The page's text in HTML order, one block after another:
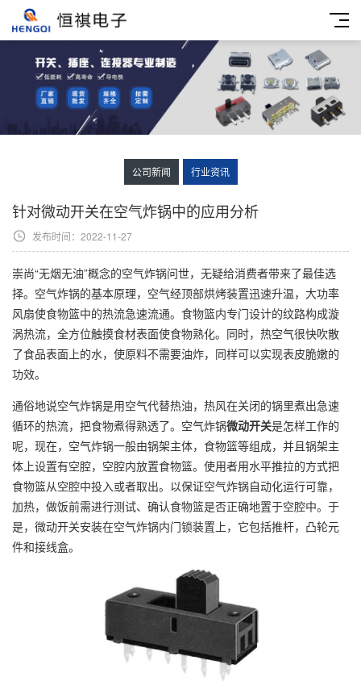
公司新闻 行业资讯
针对微动开关在空气炸锅中的应用分析
发布时间：2022-11-27
崇尚“无烟无油”概念的空气炸锅问世，无疑给消费者带来了最佳选
择。空气炸锅的基本原理，空气经顶部烘烤装置迅速升温，大功率
风扇使食物篮中的热流急速流通。食物篮内专门设计的纹路构成漩
涡热流，全方位触摸食材表面使食物熟化。同时，热空气很快吹散
了食品表面上的水，使原料不需要油炸，同样可以实现表皮脆嫩的
功效。
通俗地说空气炸锅是用空气代替热油，热风在关闭的锅里煮出急速
循环的热流，把食物煮得熟透了。空气炸锅微动开关是怎样工作的
呢，现在，空气炸锅一般由锅架主体，食物篮等组成，并且锅架主
体上设置有空腔，空腔内放置食物篮。使用者用水平推拉的方式把
食物篮从空腔中投入或者取出。以保证空气炸锅自动化运行可靠，
加热，做饭前需进行测试、确认食物篮是否正确地置于空腔中。于
是，微动开关安装在空气炸锅内门锁装置上，它包括推杆，凸轮元
件和接线盒。